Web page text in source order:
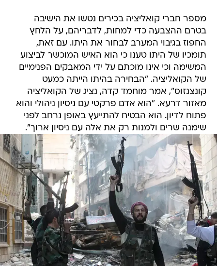
מספר חברי קואליציה בכירים נטשו את הישיבה
בטרם ההצבעה כדי למחות, לדבריהם, על הלחץ
החפוז בגיבוי המערב לבחור את היתו. עם זאת,
תומכיו של היתו טענו כי הוא האיש המוכשר לביצוע
המשימה וכי אינו מוכתם על ידי המאבקים הפנימיים
של הקואליציה. "הבחירה בהיתו הייתה כמעט
קונצנזוס", אמר מוחמד קדה, נציג של הקואליציה
מאזור דרעא. "הוא אדם פרקטי עם ניסיון ניהולי והוא
פתוח לדיון. הוא הבטיח להתייעץ באופן נרחב לפני
שימנה שרים ולמנות רק את אלה עם ניסיון ארוך".